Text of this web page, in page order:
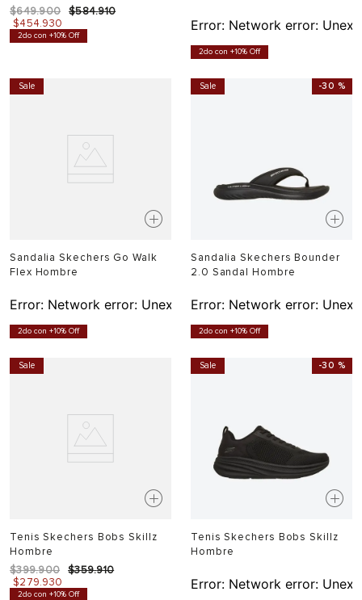
$649.900 $584.910
$454.930
2do con +10% Off
Error: Network error:
2do con +10% Off
Sale
Sandalia Skechers Go Walk
Flex Hombre
Error: Network error: Unexpected token T in JSON at
2do con +10% Off
Sale -30 %
Sandalia Skechers Bounder
2.0 Sandal Hombre
Error: Network error:
2do con +10% Off
Sale
Tenis Skechers Bobs Skillz
Hombre
$399.900 $359.910
$279.930
2do con +10% Off
Sale -30 %
Tenis Skechers Bobs Skillz
Hombre
Error: Network error: